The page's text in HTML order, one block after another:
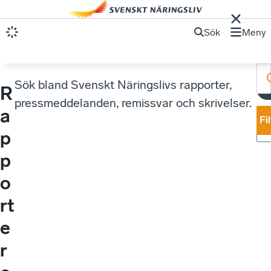
Sök Meny
R
a
p
p
o
rt
e
r
Sök bland Svenskt Näringslivs rapporter,
pressmeddelanden, remissvar och skrivelser.